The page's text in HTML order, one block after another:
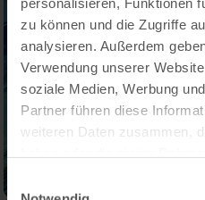
zu können und die Zugriffe
analysieren. Außerdem
Verwendung unserer
soziale Medien, Werbung
Partner führen diese
weiteren Daten zusammen,